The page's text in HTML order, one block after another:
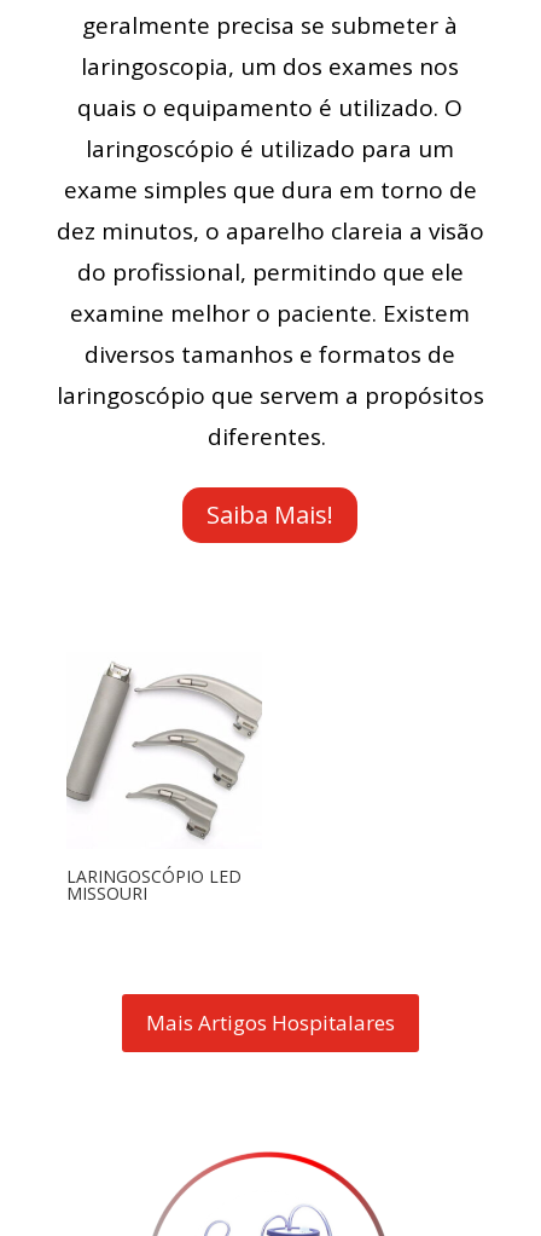
geralmente precisa se submeter à
laringoscopia, um dos exames nos
quais o equipamento é utilizado. O
laringoscópio é utilizado para um
exame simples que dura em torno de
dez minutos, o aparelho clareia a visão
do profissional, permitindo que ele
examine melhor o paciente. Existem
diversos tamanhos e formatos de
laringoscópio que servem a propósitos
diferentes.
Saiba Mais!
LARINGOSCÓPIO LED
MISSOURI
Mais Artigos Hospitalares